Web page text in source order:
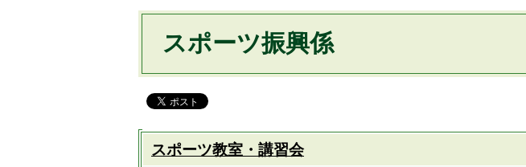
スポーツ振興係
スポーツ教室・講習会